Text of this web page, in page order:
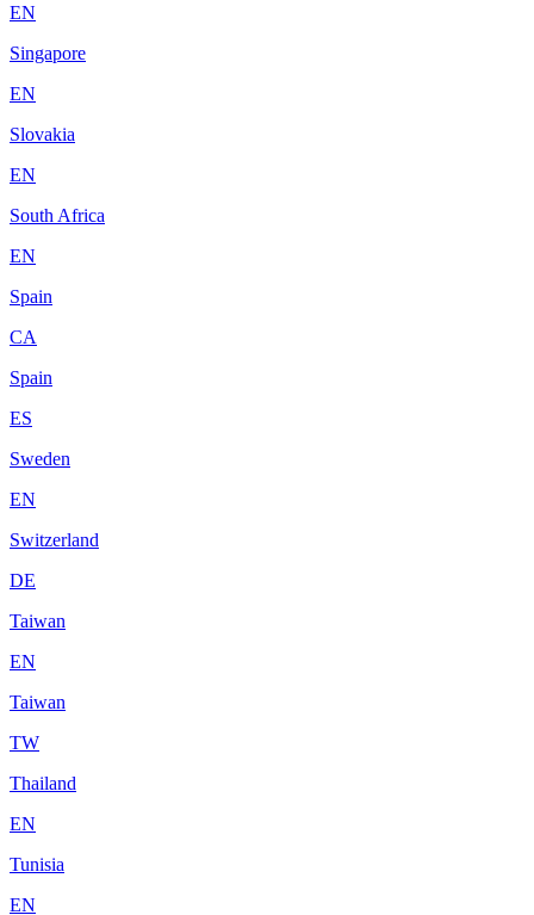
EN
Singapore
EN
Slovakia
EN
South Africa
EN
Spain
CA
Spain
ES
Sweden
EN
Switzerland
DE
Taiwan
EN
Taiwan
TW
Thailand
EN
Tunisia
EN